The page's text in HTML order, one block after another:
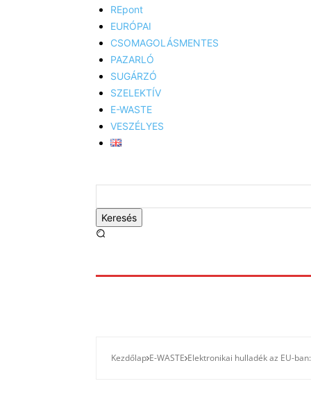
REpont
EURÓPAI
CSOMAGOLÁSMENTES
PAZARLÓ
SUGÁRZÓ
SZELEKTÍV
E-WASTE
VESZÉLYES
Keresés
Kezdőlap E-WASTE Elektronikai hulladék az EU-